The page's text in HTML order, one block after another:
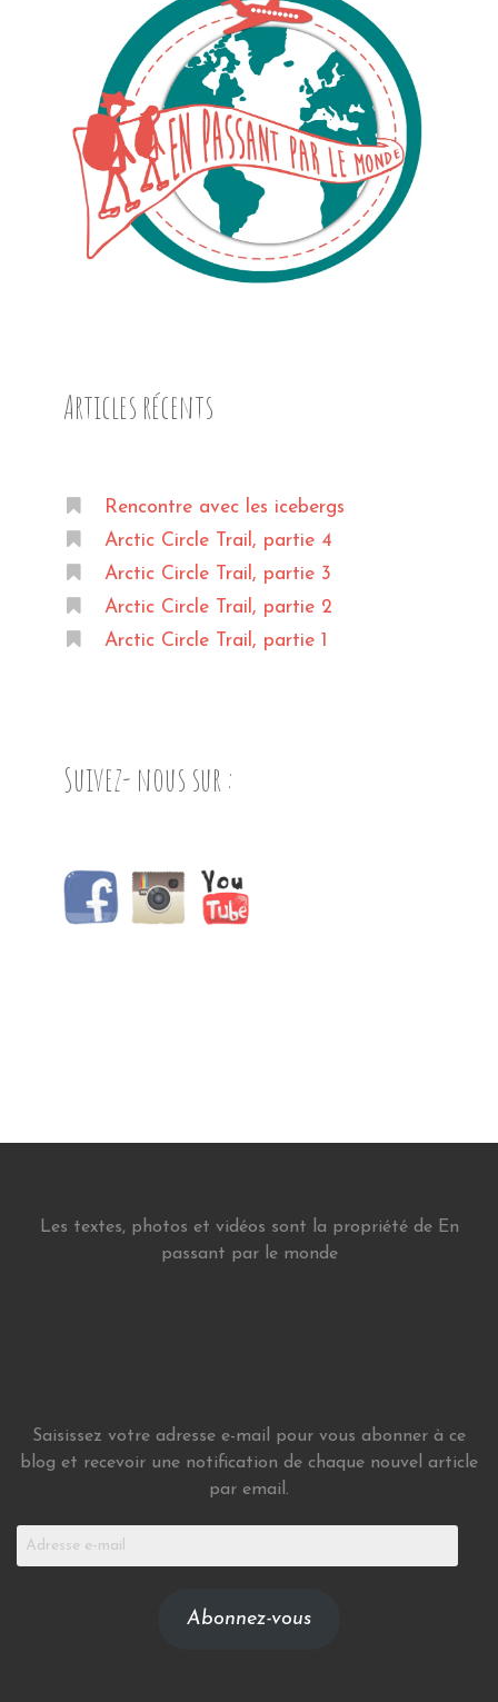
Articles récents
Rencontre avec les icebergs
Arctic Circle Trail, partie 4
Arctic Circle Trail, partie 3
Arctic Circle Trail, partie 2
Arctic Circle Trail, partie 1
Suivez- nous sur :
Les textes, photos et vidéos sont la propriété de En
passant par le monde
Saisissez votre adresse e-mail pour vous abonner à ce
blog et recevoir une notification de chaque nouvel article
par email.
Adresse
Abonnez-vous